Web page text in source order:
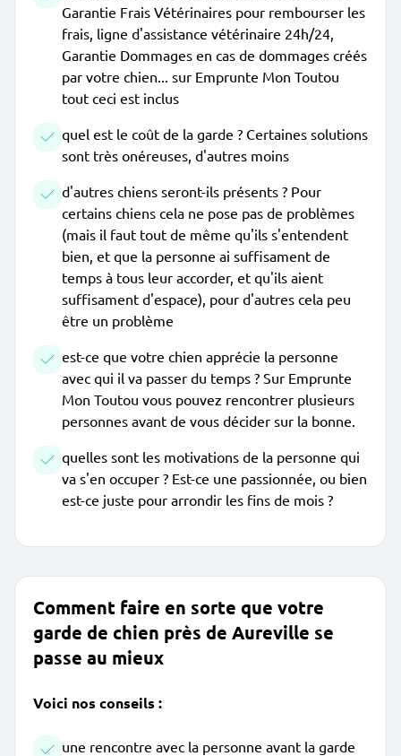
Garantie Frais Vétérinaires pour rembourser les
frais, ligne d'assistance vétérinaire 24h/24,
Garantie Dommages en cas de dommages créés
par votre chien... sur Emprunte Mon Toutou
tout ceci est inclus
quel est le coût de la garde ? Certaines solutions
sont très onéreuses, d'autres moins
d'autres chiens seront-ils présents ? Pour
certains chiens cela ne pose pas de problèmes
(mais il faut tout de même qu'ils s'entendent
bien, et que la personne ai suffisament de
temps à tous leur accorder, et qu'ils aient
suffisament d'espace), pour d'autres cela peu
être un problème
est-ce que votre chien apprécie la personne
avec qui il va passer du temps ? Sur Emprunte
Mon Toutou vous pouvez rencontrer plusieurs
personnes avant de vous décider sur la bonne.
quelles sont les motivations de la personne qui
va s'en occuper ? Est-ce une passionnée, ou bien
est-ce juste pour arrondir les fins de mois ?
Comment faire en sorte que votre
garde de chien près de Aureville se
passe au mieux
Voici nos conseils :
une rencontre avec la personne avant la garde